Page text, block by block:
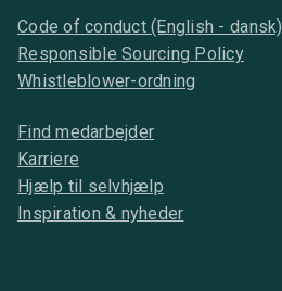
Code of conduct (English - dansk)
Responsible Sourcing Policy
Whistleblower-ordning
Find medarbejder
Karriere
Hjælp til selvhjælp
Inspiration & nyheder